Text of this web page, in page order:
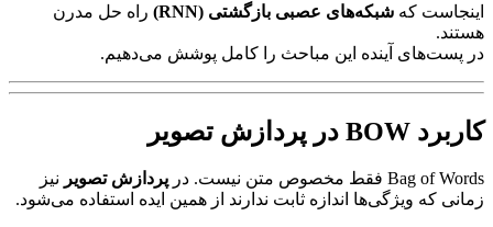
اینجاست که شبکه‌های عصبی بازگشتی (RNN)
راه‌ حل مدرن
هستند.
در پست‌های آینده این مباحث را کامل پوشش می‌دهیم.
کاربرد
Bag of Words فقط مخصوص متن نیست. در پردازش تصویر نیز
زمانی که ویژگی‌ها اندازه ثابت ندارند از همین ایده استفاده می‌شود.